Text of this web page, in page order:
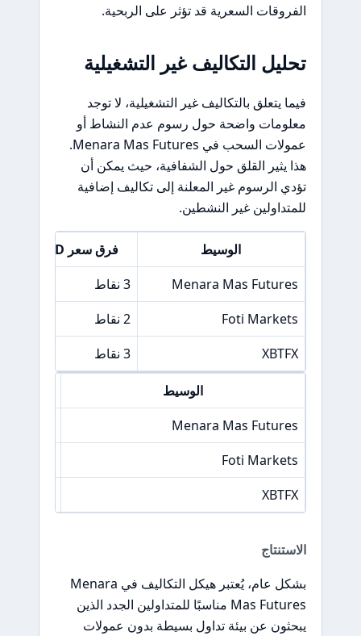
الفروقات السعرية قد تؤثر على الربحية.
تحليل التكاليف غير التشغيلية
فيما يتعلق بالتكاليف غير التشغيلية، لا توجد
معلومات واضحة حول رسوم عدم النشاط أو
عمولات السحب في Menara Mas Futures.
هذا يثير القلق حول الشفافية، حيث يمكن أن
تؤدي الرسوم غير المعلنة إلى تكاليف إضافية
للمتداولين غير النشطين.
الوسيط
فرق سعر EUR/USD
Menara Mas Futures
3 نقاط
Foti Markets
2 نقاط
XBTFX
3 نقاط
الوسيط
Menara Mas Futures
Foti Markets
XBTFX
الاستنتاج
بشكل عام، يُعتبر هيكل التكاليف في Menara
Mas Futures مناسبًا للمتداولين الجدد الذين
يبحثون عن بيئة تداول بسيطة بدون عمولات